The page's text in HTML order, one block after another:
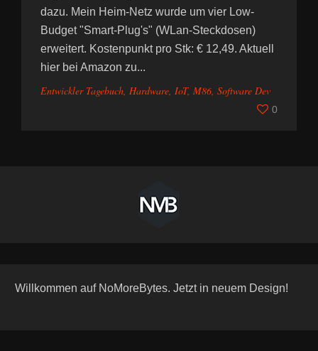
dazu. Mein Heim-Netz wurde um vier Low-
Budget "Smart-Plug's" (WLan-Steckdosen)
erweitert. Kostenpunkt pro Stk: € 12,49. Aktuell
hier bei Amazon zu...
Entwickler Tagebuch, Hardware, IoT, M86, Software Dev
0
Willkommen auf NoMoreBytes. Jetzt in neuem Design!